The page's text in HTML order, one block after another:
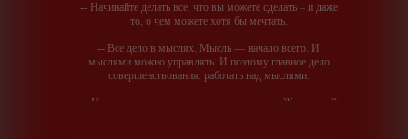
-- Начинайте делать все, что вы можете сделать – и даже
то, о чем можете хотя бы мечтать.
-- Все дело в мыслях. Мысль — начало всего. И
мыслями можно управлять. И поэтому главное дело
совершенствования: работать над мыслями.
-- Идите уверенно по направлению к мечте. Живите той